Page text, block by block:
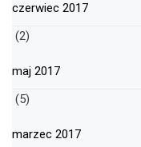
czerwiec 2017
(2)
maj 2017
(5)
marzec 2017